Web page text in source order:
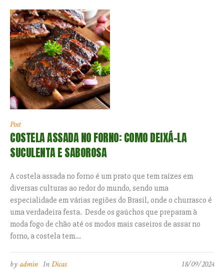
Post
COSTELA ASSADA NO FORNO: COMO DEIXÁ-LA
SUCULENTA E SABOROSA
A costela assada no forno é um prato que tem raízes em
diversas culturas ao redor do mundo, sendo uma
especialidade em várias regiões do Brasil, onde o churrasco é
uma verdadeira festa. Desde os gaúchos que preparam à
moda fogo de chão até os modos mais caseiros de assar no
forno, a costela tem...
18/09/2024
by admin InDicas